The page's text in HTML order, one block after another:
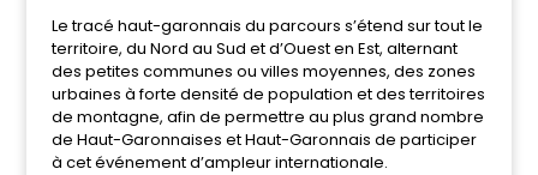
Le tracé haut-garonnais du parcours s’étend sur tout le
territoire, du Nord au Sud et d’Ouest en Est, alternant
des petites communes ou villes moyennes, des zones
urbaines à forte densité de population et des territoires
de montagne, afin de permettre au plus grand nombre
de Haut-Garonnaises et Haut-Garonnais de participer
à cet événement d’ampleur internationale.